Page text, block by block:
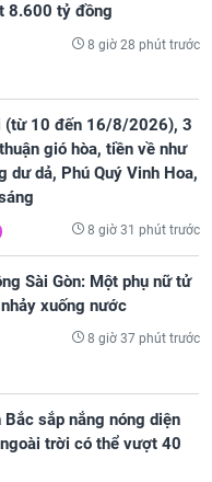
8.600 tỷ đồng
8 giờ 28 phút trước
(từ 10 đến 16/8/2026), 3
gió hòa, tiền về như
dư dả, Phú Quý Vinh Hoa,
8 giờ 31 phút trước
Sài Gòn: Một phụ nữ tử
xuống nước
8 giờ 37 phút trước
sắp nắng nóng diện
trời có thể vượt 40